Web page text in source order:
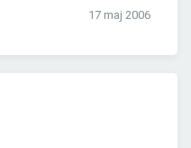
17 maj 2006